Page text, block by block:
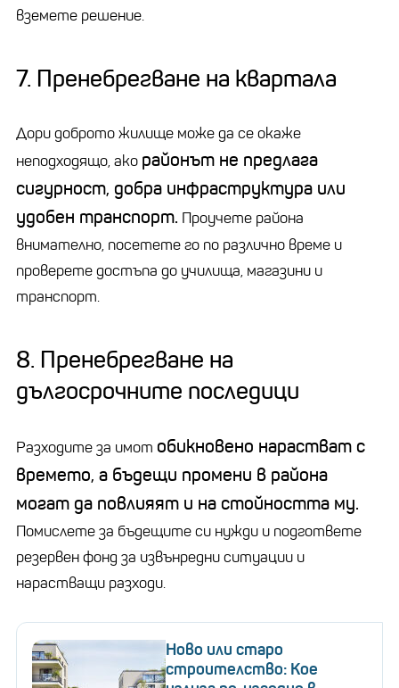
вземете решение.
7. Пренебрегване на квартала
Дори доброто жилище може да се окаже
неподходящо, ако районът не предлага
сигурност, добра инфраструктура или
удобен транспорт. Проучете района
внимателно, посетете го по различно време и
проверете достъпа до училища, магазини и
транспорт.
8. Пренебрегване на
дългосрочните последици
Разходите за имот обикновено нарастват с
времето, а бъдещи промени в района
могат да повлияят и на стойността му.
Помислете за бъдещите си нужди и подгответе
резервен фонд за извънредни ситуации и
нарастващи разходи.
Ново или старо
строителство: Кое